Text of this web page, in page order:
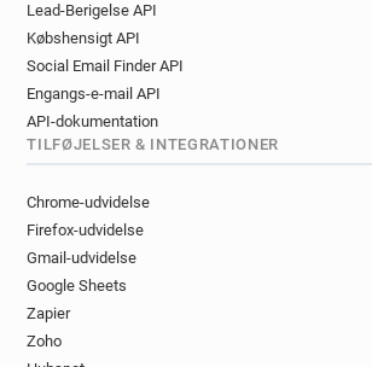
Lead-Berigelse API
Købshensigt API
Social Email Finder API
Engangs-e-mail API
API-dokumentation
TILFØJELSER & INTEGRATIONER
Chrome-udvidelse
Firefox-udvidelse
Gmail-udvidelse
Google Sheets
Zapier
Zoho